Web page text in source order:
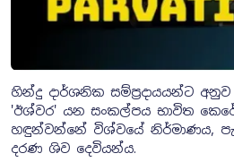
හින්දු දාර්ශනික සම්ප්‍රදායයන්ට
'ඊශ්වර' යන සංකල්පය භාවිත
හඳුන්වන්නේ විශ්වයේ නිර්මාණය,
දරණ ශිව දෙවියන්ය.